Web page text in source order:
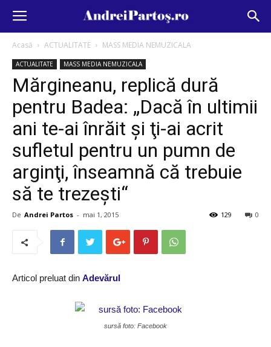
Acasă ACTUALITATE MASS MEDIA NEMUZICALA
ACTUALITATE MASS MEDIA NEMUZICALA
Mărgineanu, replică dură
pentru Badea: „Dacă în ultimii
ani te-ai înrăit şi ţi-ai acrit
sufletul pentru un pumn de
arginţi, înseamnă că trebuie
să te trezeşti“
De Andrei Partos - mai 1, 2015 0
129
Articol preluat din Adevărul
sursă foto: Facebook